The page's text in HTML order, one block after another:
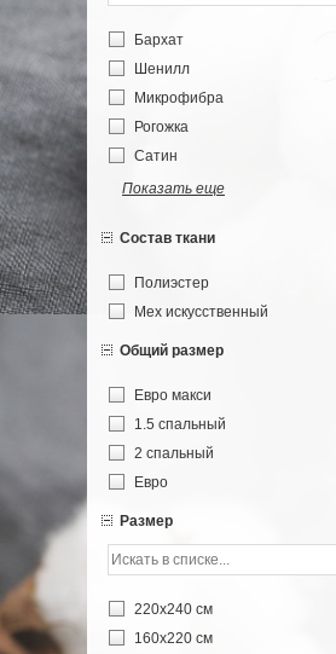
Бархат
Шенилл
Микрофибра
Рогожка
Сатин
Показать еще
Состав ткани
Полиэстер
Мех искусственный
Общий размер
Евро макси
1.5 спальный
2 спальный
Евро
Размер
220х240 см
160х220 см